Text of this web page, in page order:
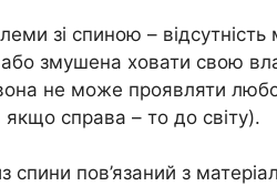
зі спиною –
змушена ховати свою
не може проявляти
якщо справа – то до світу).
спини пов’язаний з